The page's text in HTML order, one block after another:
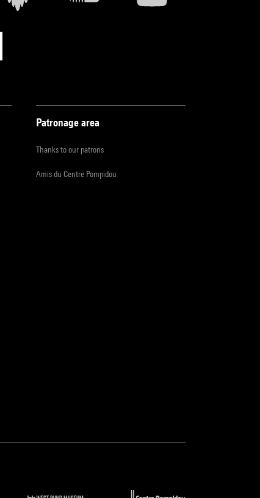
Patronage area
Thanks to our patrons
Amis du Centre Pompidou